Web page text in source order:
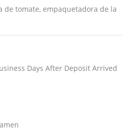
de tomate, empaquetadora de la
Days After Deposit Arrived